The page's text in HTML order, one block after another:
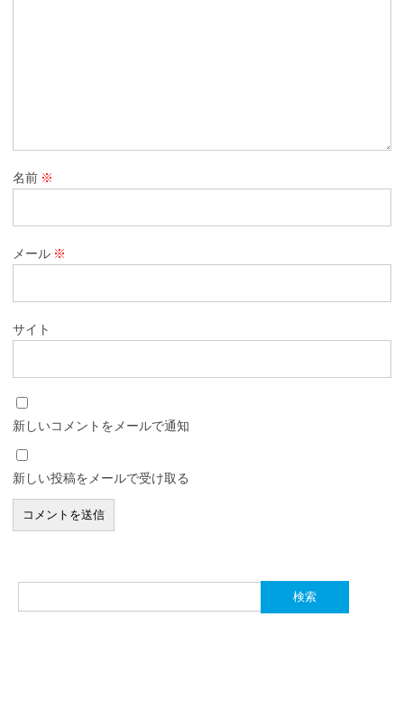
名前 ※
メール ※
サイト
新しいコメントをメールで通知
新しい投稿をメールで受け取る
索: